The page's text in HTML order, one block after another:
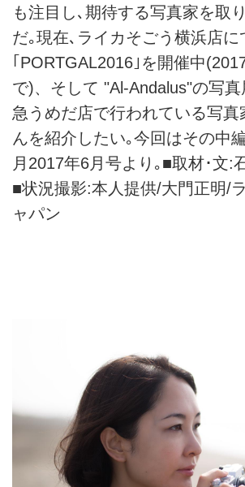
も注目し､期待する写真家を取
だ｡現在､ライカそごう横浜店に
｢PORTGAL2016｣を開催中
で)、そして "Al-Andalus"の写真
急うめだ店で行われている写真
んを紹介したい｡今回はその中
月2017年6月号より｡■取材･文:
■状況撮影:本人提供/大門正明/
ャパン